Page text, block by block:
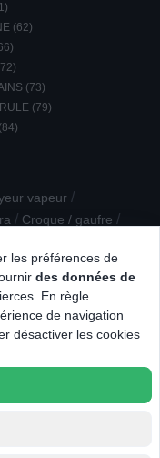
les préférences de
des données de
En règle
de navigation
désactiver les cookies
(62)
(73)
(79)
vapeur /
/ Croque / gaufre /
Santé / Beauté /
cuve /
Four Gaz